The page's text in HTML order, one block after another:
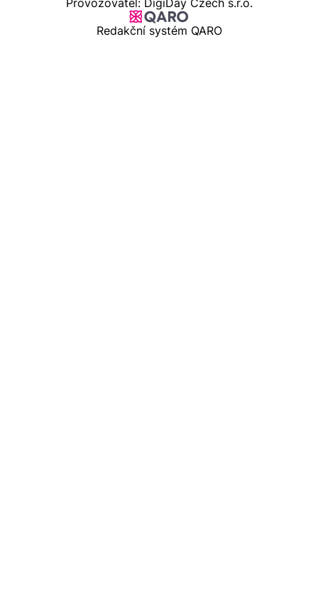
Provozovatel: DigiDay Czech s.r.o.
Redakční systém QARO